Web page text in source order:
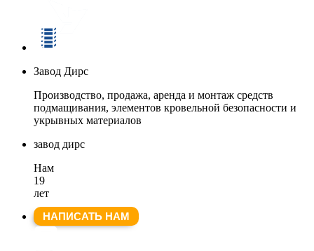
Завод Дирс
Производство, продажа, аренда и монтаж средств
подмащивания, элементов кровельной безопасности и
укрывных материалов
завод дирс
Нам
19
лет
НАПИСАТЬ НАМ